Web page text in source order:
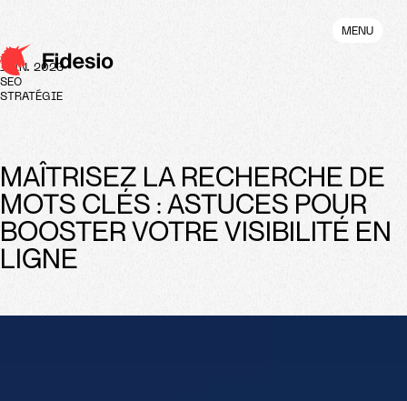
contenu
principal
MENU
JUIN. 2023
SEO
STRATÉGIE
MAÎTRISEZ LA RECHERCHE DE
MOTS CLÉS : ASTUCES POUR
BOOSTER VOTRE VISIBILITÉ EN
LIGNE